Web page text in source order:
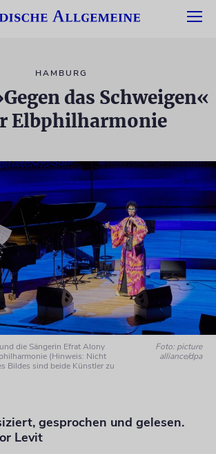
HAMBURG
das Schweigen«
Elbphilharmonie
die Sängerin Efrat Alony
(Hinweis: Nicht
Bildes sind beide Künstler zu
Foto: picture
alliance/dpa
gesprochen und gelesen.
Levit